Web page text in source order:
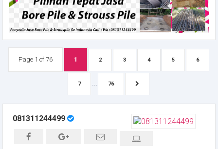
Page 1 of 76 1 2 3 4 5 6
7 ... 76
081311244499